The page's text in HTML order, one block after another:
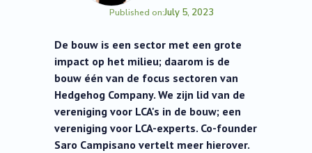
Published on:July 5, 2023
De bouw is een sector met een grote
impact op het milieu; daarom is de
bouw één van de focus sectoren van
Hedgehog Company. We zijn lid van de
vereniging voor LCA's in de bouw; een
vereniging voor LCA-experts. Co-founder
Saro Campisano vertelt meer hierover.